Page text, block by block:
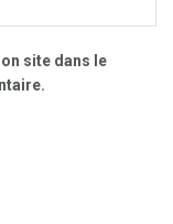
site dans le